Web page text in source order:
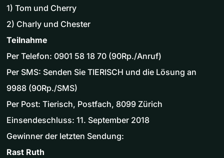
1) Tom und Cherry
2) Charly und Chester
Teilnahme
Per Telefon: 0901 58 18 70 (90Rp./Anruf)
Per SMS: Senden Sie TIERISCH und die Lösung an
9988 (90Rp./SMS)
Per Post: Tierisch, Postfach, 8099 Zürich
Einsendeschluss: 11. September 2018
Gewinner der letzten Sendung:
Rast Ruth